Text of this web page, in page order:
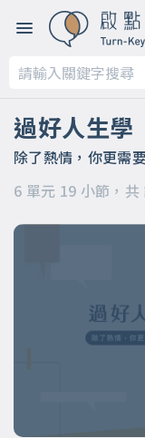
過好人生學
除了熱情，你更需
6 單元 19 小節，
第一章 你適合上這門
第二章 過好人生四
第三章 過好人生四
第四章 過好人生四
第六章 五個滿足～